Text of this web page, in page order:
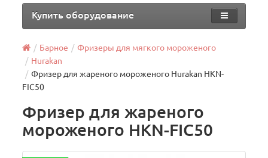
Купить оборудование
Барное
Фризеры для мягкого мороженого
Hurakan
Фризер для жареного мороженого Hurakan HKN-
FIC50
Фризер для жареного
мороженого HKN-FIC50